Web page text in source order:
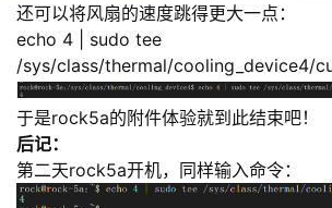
还可以将风扇的速度跳得更大一点：
echo 4 | sudo tee
/sys/class/thermal/cooling_device4/
于是rock5a的附件体验就到此结束吧！
后记：
第二天rock5a开机，同样输入命令：